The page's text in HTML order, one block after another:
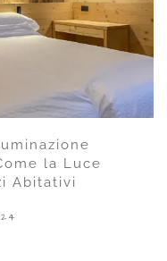
la Luce
Abitativi